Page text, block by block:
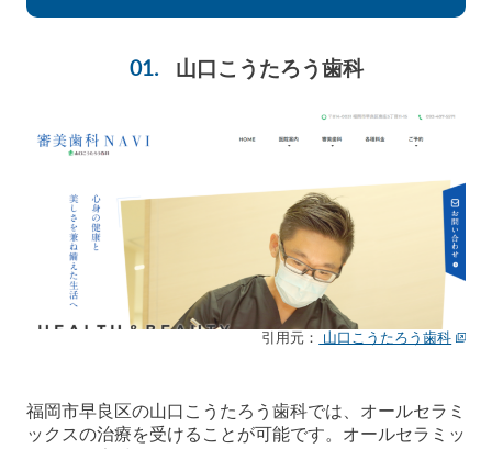
山口こうたろう歯科
引用元： 山口こうたろう歯科
福岡市早良区の山口こうたろう歯科では、オールセラミ
ックスの治療を受けることが可能です。オールセラミッ